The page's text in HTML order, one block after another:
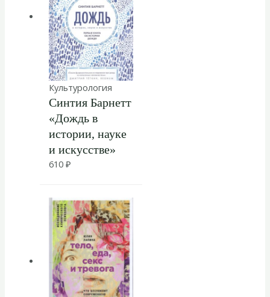
Культурология
Синтия Барнетт
«Дождь в
истории, науке
и искусстве»
610 ₽